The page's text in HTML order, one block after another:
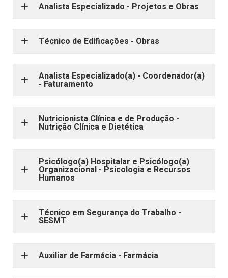
Analista Especializado - Projetos e Obras
Técnico de Edificações - Obras
Analista Especializado(a) - Coordenador(a)
- Faturamento
Nutricionista Clínica e de Produção -
Nutrição Clínica e Dietética
Psicólogo(a) Hospitalar e Psicólogo(a)
Organizacional - Psicologia e Recursos
Humanos
Técnico em Segurança do Trabalho -
SESMT
Auxiliar de Farmácia - Farmácia